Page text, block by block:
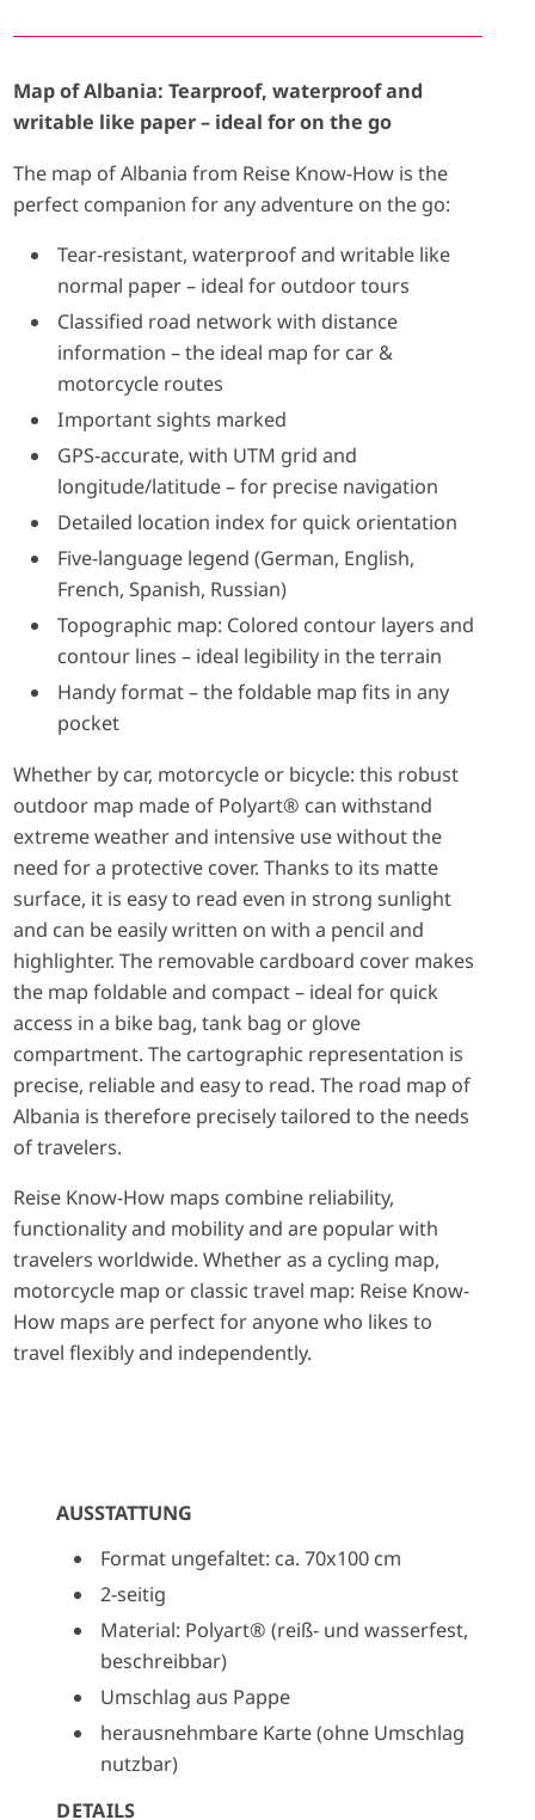
Map of Albania: Tearproof, waterproof and
writable like paper – ideal for on the go
The map of Albania from Reise Know-How is the
perfect companion for any adventure on the go:
Tear-resistant, waterproof and writable like
normal paper – ideal for outdoor tours
Classified road network with distance
information – the ideal map for car &
motorcycle routes
Important sights marked
GPS-accurate, with UTM grid and
longitude/latitude – for precise navigation
Detailed location index for quick orientation
Five-language legend (German, English,
French, Spanish, Russian)
Topographic map: Colored contour layers and
contour lines – ideal legibility in the terrain
Handy format – the foldable map fits in any
pocket
Whether by car, motorcycle or bicycle: this robust
outdoor map made of Polyart® can withstand
extreme weather and intensive use without the
need for a protective cover. Thanks to its matte
surface, it is easy to read even in strong sunlight
and can be easily written on with a pencil and
highlighter. The removable cardboard cover makes
the map foldable and compact – ideal for quick
access in a bike bag, tank bag or glove
compartment. The cartographic representation is
precise, reliable and easy to read. The road map of
Albania is therefore precisely tailored to the needs
of travelers.
Reise Know-How maps combine reliability,
functionality and mobility and are popular with
travelers worldwide. Whether as a cycling map,
motorcycle map or classic travel map: Reise Know-
How maps are perfect for anyone who likes to
travel flexibly and independently.
AUSSTATTUNG
Format ungefaltet: ca. 70x100 cm
2-seitig
Material: Polyart® (reiß- und wasserfest,
beschreibbar)
Umschlag aus Pappe
herausnehmbare Karte (ohne Umschlag
nutzbar)
DETAILS